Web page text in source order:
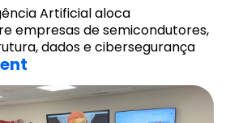
Artificial aloca
empresas de semicondutores,
dados e cibersegurança